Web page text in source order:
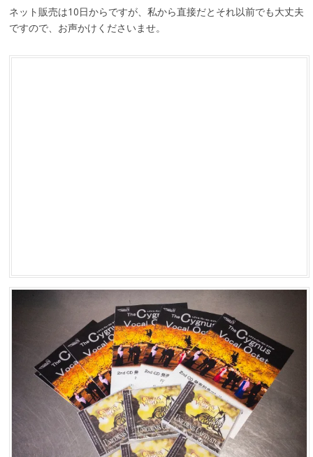
ネット販売は10日からですが、私から直接だとそれ以前でも大丈夫
ですので、お声かけくださいませ。